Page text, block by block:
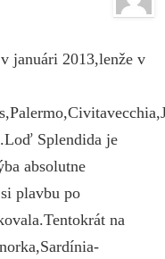
januári 2013,lenže v
Splendida je
absolutne
plavbu po
na